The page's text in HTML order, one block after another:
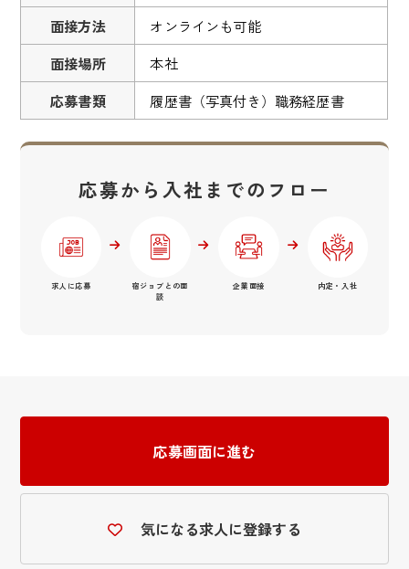
面接方法
オンラインも可能
面接場所
本社
応募書類
履歴書（写真付き）職務経歴書
応募から入社までのフロー
求人に応募
宿ジョブとの面
談
企業面接 内定・入社
応募画面に進む
気になる求人に登録する